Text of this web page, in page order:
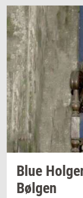
Blue
Bøl­gen